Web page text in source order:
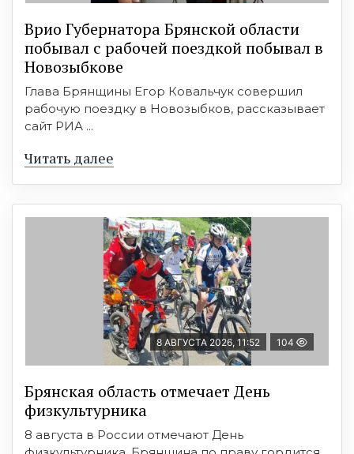
Врио Губернатора Брянской области
побывал с рабочей поездкой побывал в
Новозыбкове
Глава Брянщины Егор Ковальчук совершил
рабочую поездку в Новозыбков, рассказывает
сайт РИА ...
Читать далее
8 АВГУСТА 2026, 11:52 104
Брянская область отмечает День
физкультурника
8 августа в России отмечают День